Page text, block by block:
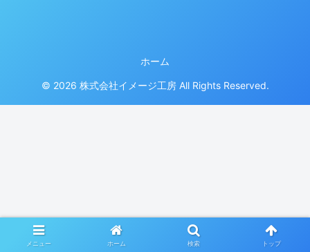
ホーム
© 2026 株式会社イメージ工房 All Rights Reserved.
メニュー ホーム 検索 トップ